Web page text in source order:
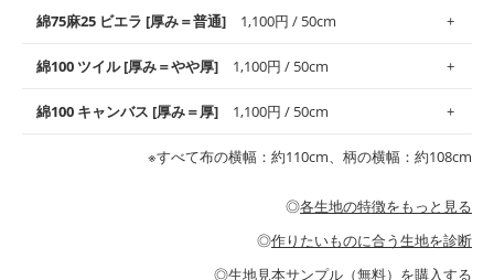
般にお使いいただけます。
※レッスンバッグ、上履き袋などの通園通学グッズにはツイル生
・布団カバーなどの寝具、カーテン
柔らかくふんわりとした肌触りが特徴です。ベビー用品やハンカ
チなど直接肌に触れるアイテムに最適です。高い吸湿性・通気性
す。
・スタイ、おくるみなどのベビーグッズ
・ブラウス、チュニック、ワンピースなどの洋服
・パジャマなどの寝具
上質で薄手の平織りの生地です。軽やかさとなめらかな手触りの
良さが魅力。透け感があるので、涼しげなトップスなどに最適で
・ブラウス、シャツ、チュニックなどのトップス
綿75麻25 ビエラ [厚み＝普通] 1,100円 / 50cm
コットン75％リネン25％の当店のビエラ生地は、オックス生地よ
りもふんわりとした柔らかい質感と適度な落ち感を感じられるの
綿100 ツイル [厚み＝やや厚] 1,100円 / 50cm
綾織りの生地です。しっかりとした張りと厚みがありながらも柔
らかいのが特徴です。生地の厚みは中厚手です。1枚でも透け感
・カーテン、エプロン、テーブルクロスなどの暮らしのアイテム
綿100 キャンバス [厚み＝厚] 1,100円 / 50cm
耐久性があります。トートバッグ・ポーチ・ペンケースなどの布
小物、インテリア用品に向いています。
※すべて布の横幅：約110cm、柄の横幅：約108cm
◎各生地の特徴をもっと見る
◎作りたいものに合う生地を診断
◎生地見本サンプル（無料）を購入する